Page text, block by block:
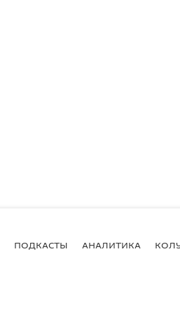
ПОДКАСТЫ АНАЛИТИКА